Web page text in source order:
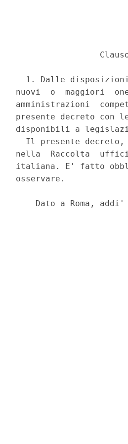
1. Dalle
nuovi  o  maggiori
amministrazioni
presente decreto
disponibili a
Il presente
nella  Raccolta
italiana. E' fatto
osservare.
Dato a Roma,